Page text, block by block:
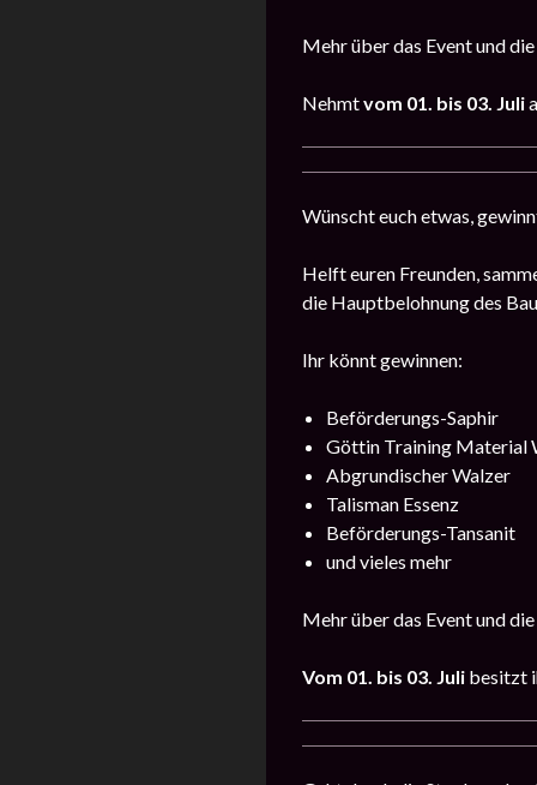
Mehr über das Event und
Nehmtvom 01. bis 03. Juli
Wünscht euch etwas,
Helft euren Freunden,
die Hauptbelohnung des
Ihr könnt gewinnen:
Beförderungs-Saphir
Göttin Training Material
Abgrundischer Walzer
Talisman Essenz
Beförderungs-Tansanit
und vieles mehr
Mehr über das Event und
Vom 01. bis 03. Juli besitzt